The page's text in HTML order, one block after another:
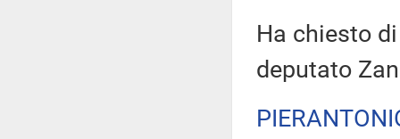
Ha chiesto
deputato